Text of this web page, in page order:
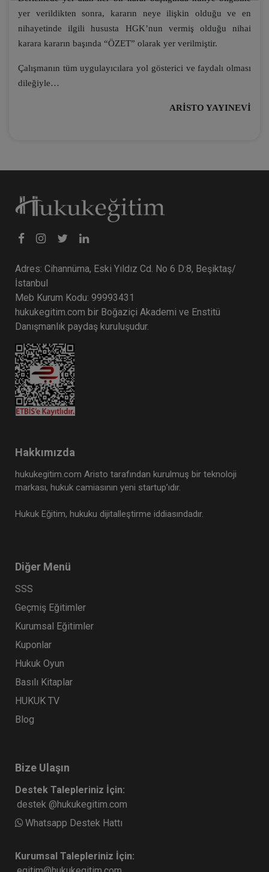
yer verildikten sonra, kararın neye ilişkin olduğu ve en
nihayetinde ilgili hususta HGK’nun vermiş olduğu nihai
karara kararın başında “ÖZET” olarak yer verilmiştir.
Çalışmanın tüm uygulayıcılara yol gösterici ve faydalı olması
dileğiyle…
ARİSTO YAYINEVİ
Adres: Cihannüma, Eski Yıldız Cd. No 6 D:8, Beşiktaş/
İstanbul
Meb Kurum Kodu: 99993431
hukukegitim.com bir Boğaziçi Akademi ve Enstitü
Danışmanlık paydaş kuruluşudur.
Hakkımızda
hukukegitim.com Aristo tarafından kurulmuş bir teknoloji
markası, hukuk camiasının yeni startup’ıdır.
Hukuk Eğitim, hukuku dijitalleştirme iddiasındadır.
Diğer Menü
SSS
Geçmiş Eğitimler
Kurumsal Eğitimler
Kuponlar
Hukuk Oyun
Basılı Kitaplar
HUKUK TV
Blog
Bize Ulaşın
Destek Talepleriniz İçin:
destek @hukukegitim.com
Whatsapp Destek Hattı
Kurumsal Talepleriniz İçin: